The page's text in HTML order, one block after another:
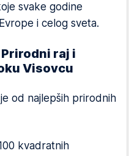
svake godine
i celog sveta.
raj i
Visovcu
od najlepših prirodnih
kvadratnih